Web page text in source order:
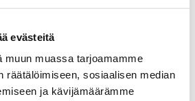
evästeitä
muun muassa tarjoamamme
räätälöimiseen, sosiaalisen median
ja kävijämäärämme